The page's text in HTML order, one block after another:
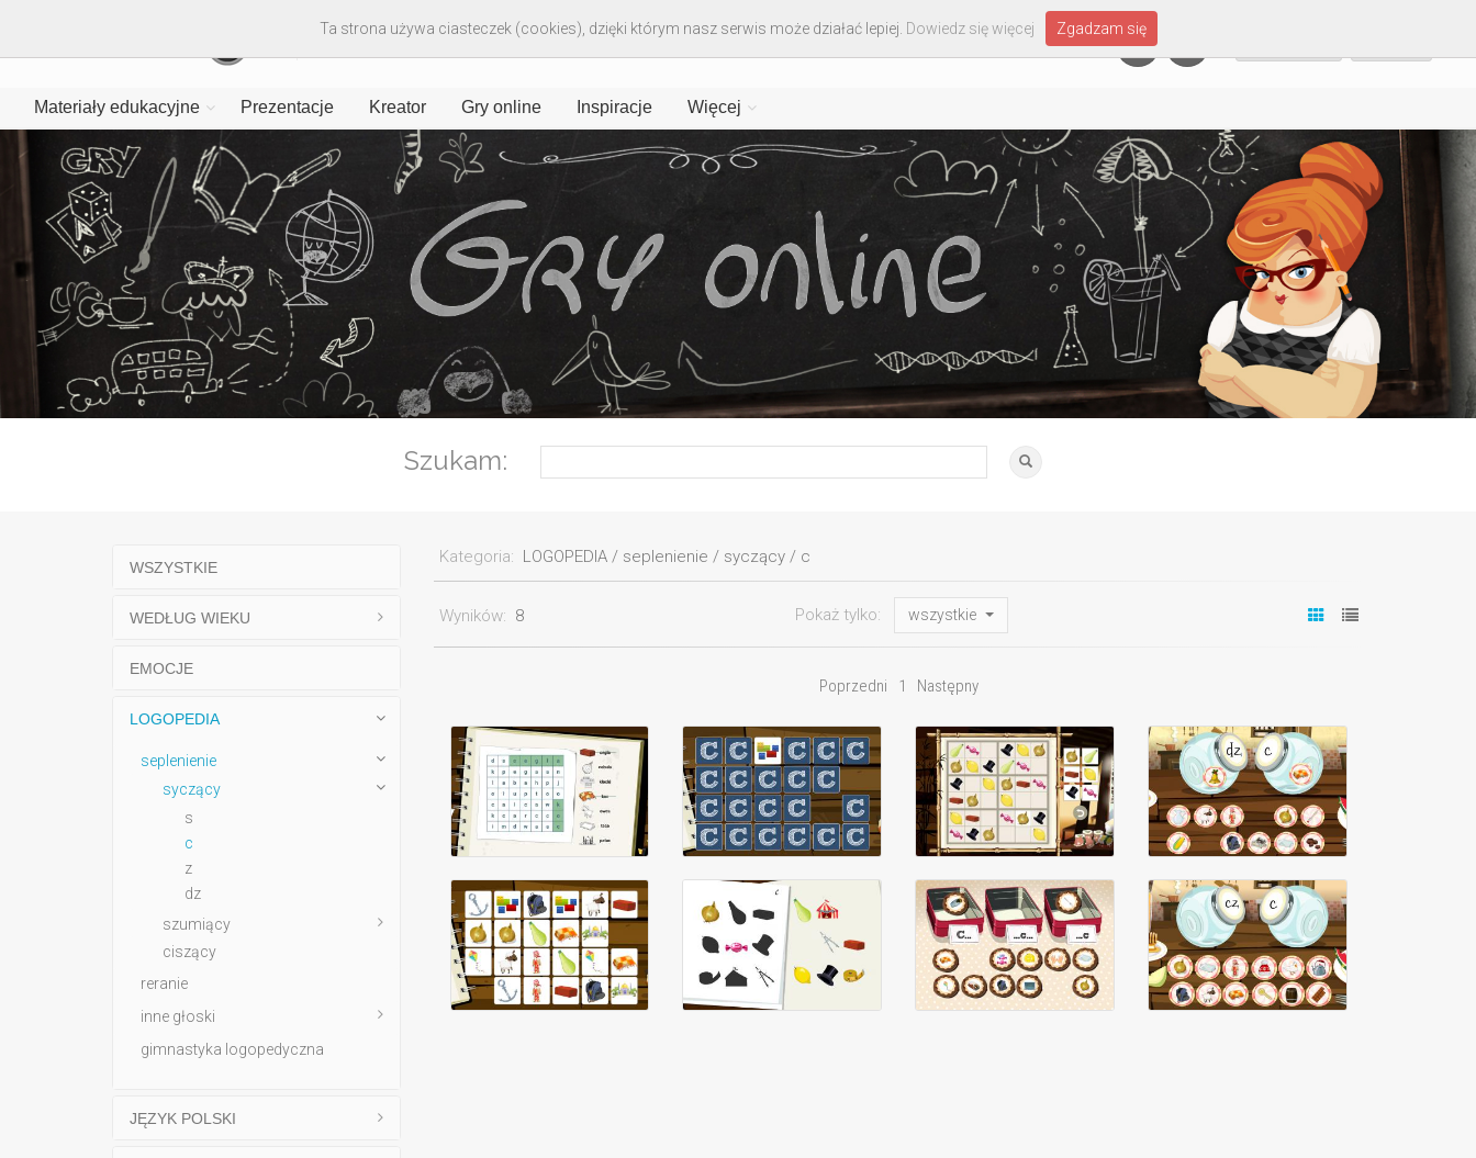
Materiały edukacyjne Prezentacje Kreator Gry online Inspiracje Więcej
Szukam:
Kategoria: LOGOPEDIA / seplenienie / syczący / c
Wyników: 8 Pokaż tylko: wszystkie
Poprzedni 1 Następny
WSZYSTKIE
WEDŁUG WIEKU
EMOCJE
LOGOPEDIA
seplenienie
syczący
s
c
z
dz
szumiący
ciszący
reranie
inne głoski
gimnastyka logopedyczna
JĘZYK POLSKI
Ta strona używa ciasteczek (cookies), dzięki którym nasz serwis może działać lepiej. Dowiedz się więcej Zgadzam się